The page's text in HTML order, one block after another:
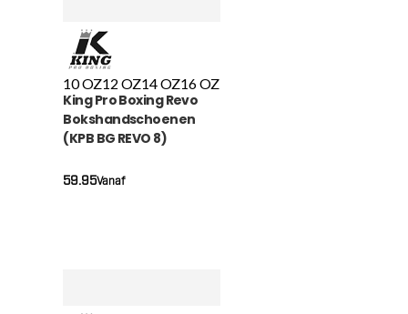
10 OZ12 OZ14 OZ16 OZ
King Pro Boxing Revo
Bokshandschoenen
(KPB BG REVO 8)
Vanaf
59.95